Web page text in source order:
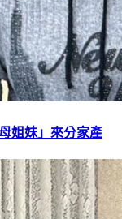
姐妹」來分家產